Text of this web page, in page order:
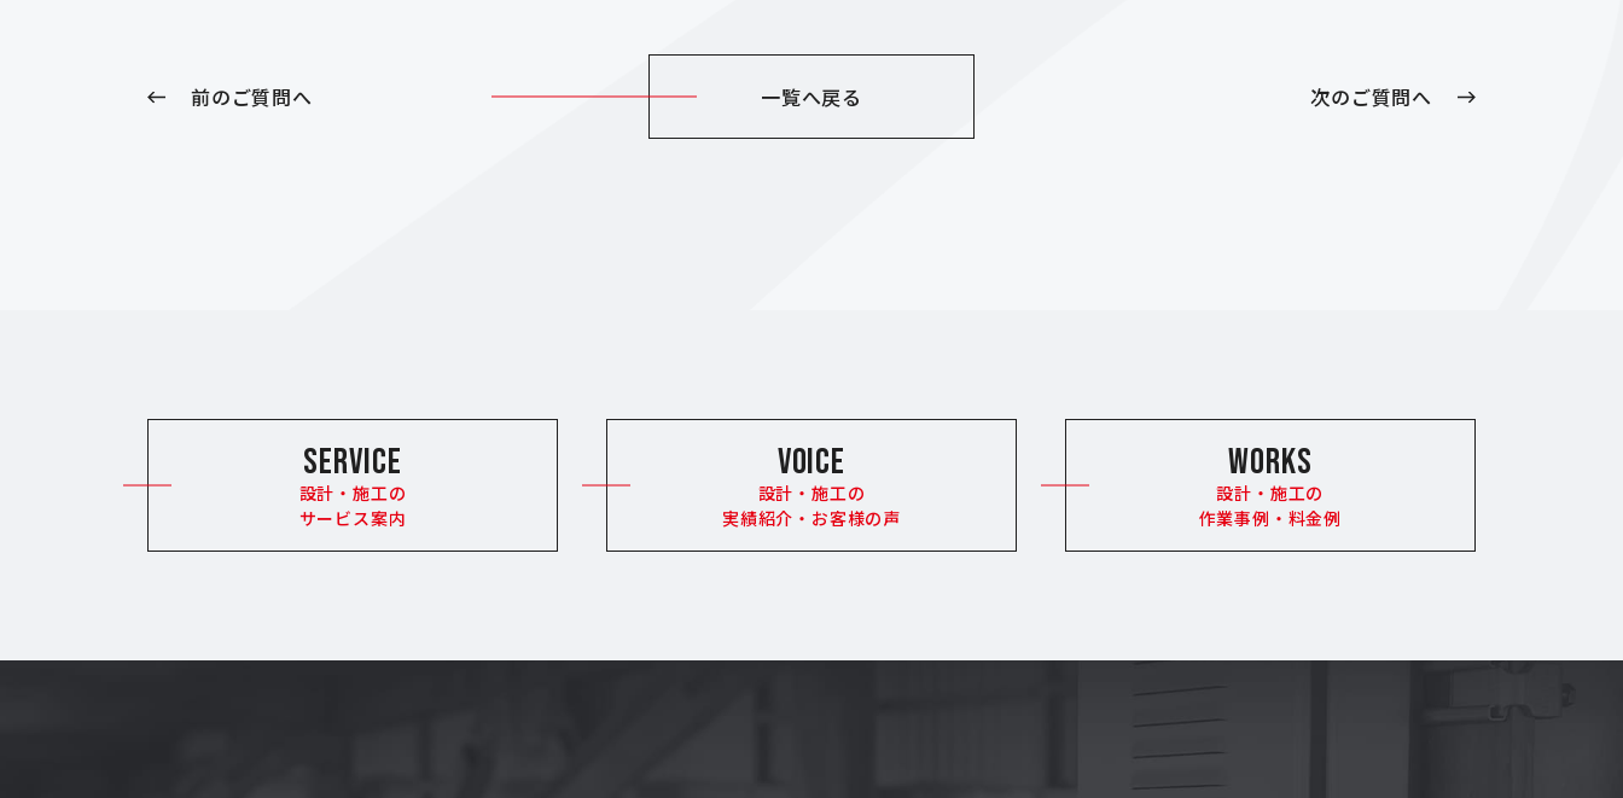
一覧へ戻る
前のご質問へ 次のご質問へ
SERVICE
設計・施工の
サービス案内
VOICE
設計・施工の
実績紹介・お客様の声
WORKS
設計・施工の
作業事例・料金例